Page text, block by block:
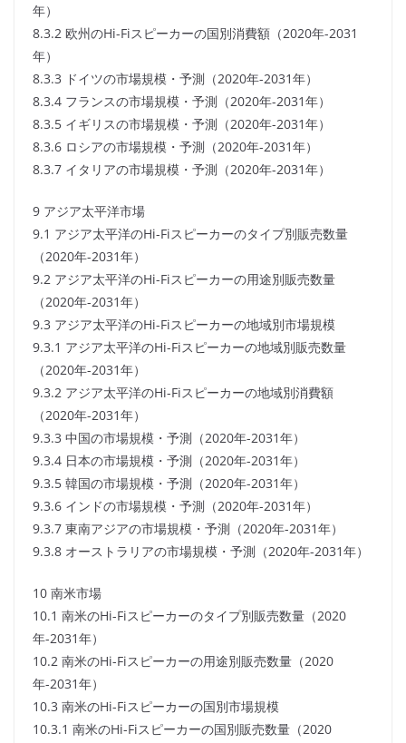
年）
8.3.2 欧州のHi-Fiスピーカーの国別消費額（2020年-2031
年）
8.3.3 ドイツの市場規模・予測（2020年-2031年）
8.3.4 フランスの市場規模・予測（2020年-2031年）
8.3.5 イギリスの市場規模・予測（2020年-2031年）
8.3.6 ロシアの市場規模・予測（2020年-2031年）
8.3.7 イタリアの市場規模・予測（2020年-2031年）
9 アジア太平洋市場
9.1 アジア太平洋のHi-Fiスピーカーのタイプ別販売数量
（2020年-2031年）
9.2 アジア太平洋のHi-Fiスピーカーの用途別販売数量
（2020年-2031年）
9.3 アジア太平洋のHi-Fiスピーカーの地域別市場規模
9.3.1 アジア太平洋のHi-Fiスピーカーの地域別販売数量
（2020年-2031年）
9.3.2 アジア太平洋のHi-Fiスピーカーの地域別消費額
（2020年-2031年）
9.3.3 中国の市場規模・予測（2020年-2031年）
9.3.4 日本の市場規模・予測（2020年-2031年）
9.3.5 韓国の市場規模・予測（2020年-2031年）
9.3.6 インドの市場規模・予測（2020年-2031年）
9.3.7 東南アジアの市場規模・予測（2020年-2031年）
9.3.8 オーストラリアの市場規模・予測（2020年-2031年）
10 南米市場
10.1 南米のHi-Fiスピーカーのタイプ別販売数量（2020
年-2031年）
10.2 南米のHi-Fiスピーカーの用途別販売数量（2020
年-2031年）
10.3 南米のHi-Fiスピーカーの国別市場規模
10.3.1 南米のHi-Fiスピーカーの国別販売数量（2020